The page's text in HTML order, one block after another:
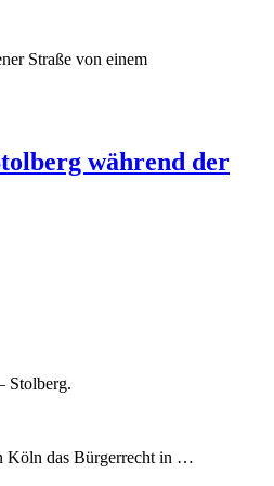
Straße von einem
während der
Stolberg.
Köln das Bürgerrecht in …